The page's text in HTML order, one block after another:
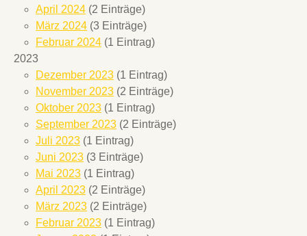
April 2024 (2 Einträge)
März 2024 (3 Einträge)
Februar 2024 (1 Eintrag)
2023
Dezember 2023 (1 Eintrag)
November 2023 (2 Einträge)
Oktober 2023 (1 Eintrag)
September 2023 (2 Einträge)
Juli 2023 (1 Eintrag)
Juni 2023 (3 Einträge)
Mai 2023 (1 Eintrag)
April 2023 (2 Einträge)
März 2023 (2 Einträge)
Februar 2023 (1 Eintrag)